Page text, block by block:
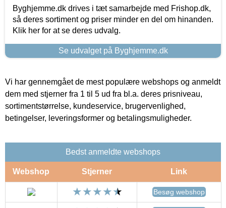
Byghjemme.dk drives i tæt samarbejde med Frishop.dk,
så deres sortiment og priser minder en del om hinanden.
Klik her for at se deres udvalg.
Se udvalget på Byghjemme.dk
Vi har gennemgået de mest populære webshops og anmeldt
dem med stjerner fra 1 til 5 ud fra bl.a. deres prisniveau,
sortimentstørrelse, kundeservice, brugervenlighed,
betingelser, leveringsformer og betalingsmuligheder.
Bedst anmeldte webshops
Webshop Stjerner Link
Besøg webshop